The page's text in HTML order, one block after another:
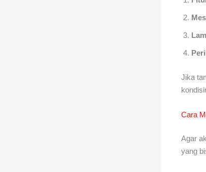
Jika
Cara
Agar
yang